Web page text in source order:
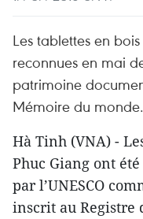
Les tablettes en
reconnues en mai
patrimoine
Mémoire du monde.
Hà Tinh (VNA) -
Phuc Giang ont
par l’UNESCO
inscrit au Registre